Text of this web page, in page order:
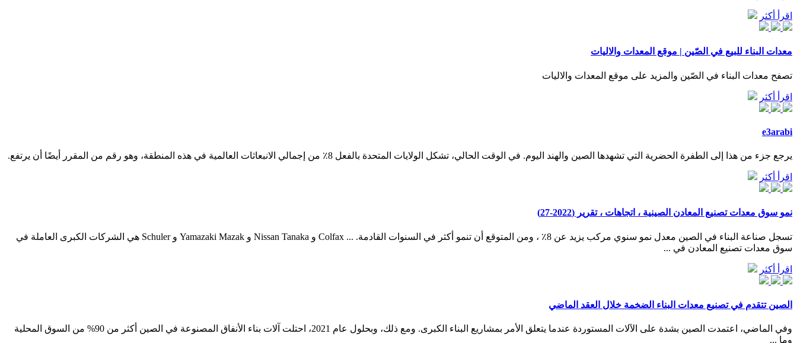
اقرأ أكثر
معدات البناء للبيع في الصّين | موقع المعدات والاليات
تصفح معدات البناء في الصّين والمزيد على موقع المعدات والاليات
اقرأ أكثر
e3arabi
يرجع جزء من هذا إلى الطفرة الحضرية التي تشهدها الصين والهند اليوم. في الوقت الحالي، تشكل الولايات المتحدة بالفعل 8٪ من إجمالي الانبعاثات العالمية في هذه المنطقة، وهو رقم من المقرر أيضًا أن يرتفع.
اقرأ أكثر
نمو سوق معدات تصنيع المعادن الصينية ، اتجاهات ، تقرير (2022-27)
تسجل صناعة البناء في الصين معدل نمو سنوي مركب يزيد عن 8٪ ، ومن المتوقع أن تنمو أكثر في السنوات القادمة. ... Colfax و Nissan Tanaka و Yamazaki Mazak و Schuler هي الشركات الكبرى العاملة في
سوق معدات تصنيع المعادن في ...
اقرأ أكثر
الصين تتقدم في تصنيع معدات البناء الضخمة خلال العقد الماضي
وفي الماضي، اعتمدت الصين بشدة على الآلات المستوردة عندما يتعلق الأمر بمشاريع البناء الكبرى. ومع ذلك، وبحلول عام 2021، احتلت آلات بناء الأنفاق المصنوعة في الصين أكثر من 90% من السوق المحلية
وما ...